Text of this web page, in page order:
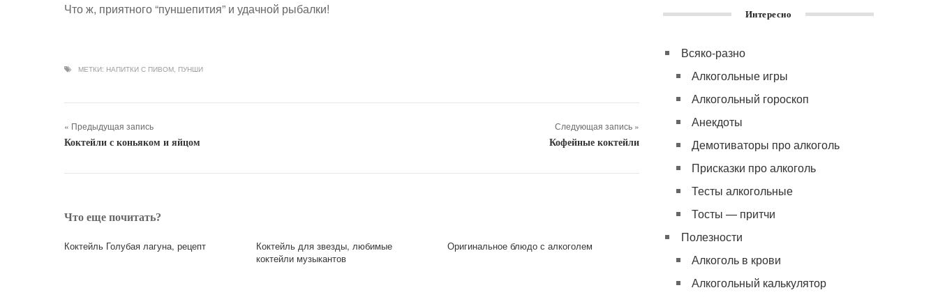
Что ж, приятного “пуншепития” и удачной рыбалки!
МЕТКИ: НАПИТКИ С ПИВОМ, ПУНШИ
« Предыдущая запись
Коктейли с коньяком и яйцом
Следующая запись »
Кофейные коктейли
Что еще почитать?
Коктейль Голубая лагуна, рецепт
Коктейль для звезды, любимые
коктейли музыкантов
Оригинальное блюдо с алкоголем
Интересно
Всяко-разно
Алкогольные игры
Алкогольный гороскоп
Анекдоты
Демотиваторы про алкоголь
Присказки про алкоголь
Тесты алкогольные
Тосты — притчи
Полезности
Алкоголь в крови
Алкогольный калькулятор